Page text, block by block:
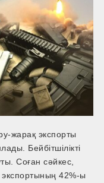
жарақ экспорты
Бейбітшілікті
Соған сәйкес,
экспортының 42%-ы